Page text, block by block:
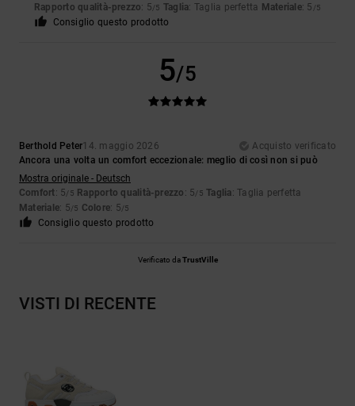
Rapporto qualità-prezzo: 5/5 Taglia: Taglia perfetta Materiale: 5 /5
Consiglio questo prodotto
5/5
Berthold Peter14. maggio 2026
Acquisto verificato
Ancora una volta un comfort eccezionale: meglio di così non si può
Mostra originale - Deutsch
Comfort: 5/5 Rapporto qualità-prezzo : 5/5 Taglia: Taglia perfetta
Materiale: 5/5 Colore: 5/5
Consiglio questo prodotto
Verificato daTrustVille
VISTI DI RECENTE